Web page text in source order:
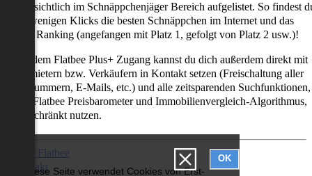
Diese Seite verwendet Cookies von Erst-
OK
übersichtlich im Schnäppchenjäger Bereich aufgelistet. So findest
nur wenigen Klicks die besten Schnäppchen im Internet und das
als Ranking (angefangen mit Platz 1, gefolgt von Platz 2 usw.)!
mit dem Flatbee Plus+ Zugang kannst du dich außerdem direkt mit
Vermietern bzw. Verkäufern in Kontakt setzen (Freischaltung aller
E-Mails, etc.) und alle zeitsparenden Suchfunktionen,
den Flatbee Preisbarometer und Immobilienvergleich-Algorithmus,
nutzen.
Über Flatbee
Kontakt